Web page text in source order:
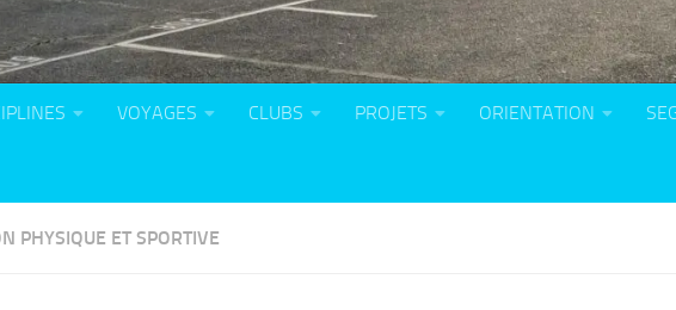
VOYAGES CLUBS PROJETS ORIENTATION
PHYSIQUE ET SPORTIVE